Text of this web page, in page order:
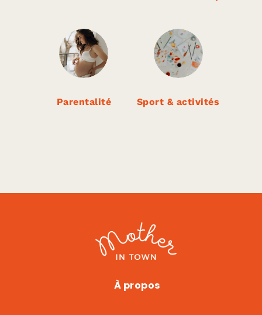
Mama Shelter
Parentalité Sport & activités
À propos